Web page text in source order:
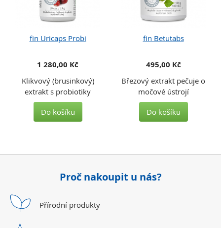
fin Uricaps Probi
1 280,00 Kč
Klikvový (brusinkový)
extrakt s probiotiky
Do košíku
fin Betutabs
495,00 Kč
Březový extrakt pečuje o
močové ústrojí
Do košíku
Proč nakoupit u nás?
Přírodní produkty